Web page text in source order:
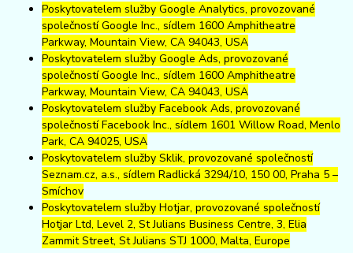
Poskytovatelem služby Google Analytics, provozované
společností Google Inc., sídlem 1600 Amphitheatre
Parkway, Mountain View, CA 94043, USA
Poskytovatelem služby Google Ads, provozované
společností Google Inc., sídlem 1600 Amphitheatre
Parkway, Mountain View, CA 94043, USA
Poskytovatelem služby Facebook Ads, provozované
společností Facebook Inc., sídlem 1601 Willow Road, Menlo
Park, CA 94025, USA
Poskytovatelem služby Sklik, provozované společností
Seznam.cz, a.s., sídlem Radlická 3294/10, 150 00, Praha 5 –
Smíchov
Poskytovatelem služby Hotjar, provozované společností
Hotjar Ltd, Level 2, St Julians Business Centre, 3, Elia
Zammit Street, St Julians STJ 1000, Malta, Europe